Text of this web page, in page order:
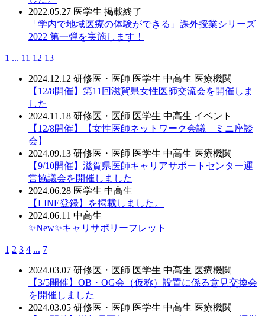
2022.05.27 医学生 掲載終了
「学内で地域医療の体験ができる」課外授業シリーズ
2022 第一弾を実施します！
1 ... 11 12 13
2024.12.12 研修医・医師 医学生 中高生 医療機関
【12/8開催】第11回滋賀県女性医師交流会を開催しま
した
2024.11.18 研修医・医師 医学生 中高生 イベント
【12/8開催】【女性医師ネットワーク会議 ミニ座談
会】
2024.09.13 研修医・医師 医学生 中高生 医療機関
【9/10開催】滋賀県医師キャリアサポートセンター運
営協議会を開催しました
2024.06.28 医学生 中高生
【LINE登録】を掲載しました。
2024.06.11 中高生
✨New✨キャリサポリーフレット
1 2 3 4 ... 7
2024.03.07 研修医・医師 医学生 中高生 医療機関
【3/5開催】OB・OG会（仮称）設置に係る意見交換会
を開催しました
2024.03.05 研修医・医師 医学生 中高生 医療機関